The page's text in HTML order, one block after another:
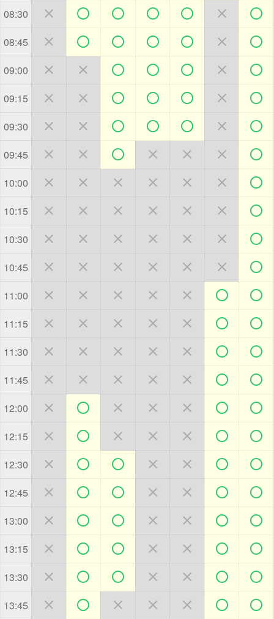
08:30       
08:45       
09:00       
09:15       
09:30       
09:45       
10:00       
10:15       
10:30       
10:45       
11:00       
11:15       
11:30       
11:45       
12:00       
12:15       
12:30       
12:45       
13:00       
13:15       
13:30       
13:45       